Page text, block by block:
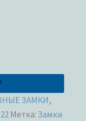
ЗАМКИ,
Метка: Замки